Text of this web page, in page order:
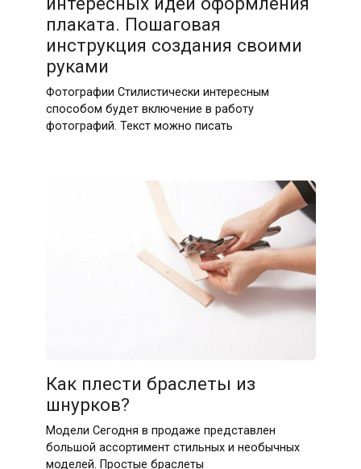
плаката. Пошаговая
инструкция создания своими
руками
Фотографии Стилистически интересным
способом будет включение в работу
фотографий. Текст можно писать
Как плести браслеты из
шнурков?
Модели Сегодня в продаже представлен
большой ассортимент стильных и необычных
моделей. Простые браслеты